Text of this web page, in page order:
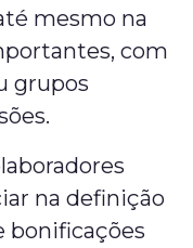
mesmo na
com
grupos
na definição
bonificações